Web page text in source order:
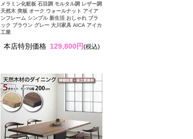
メラミン化粧板 石目調 モルタル調 レザー調
天然木 突板 オーク ウォールナット アイア
ンフレーム シンプル 新生活 おしゃれ ブラ
ック ブラウン グレー 大川家具 AICA アイカ
工業
本店特別価格 129,800円(税込)